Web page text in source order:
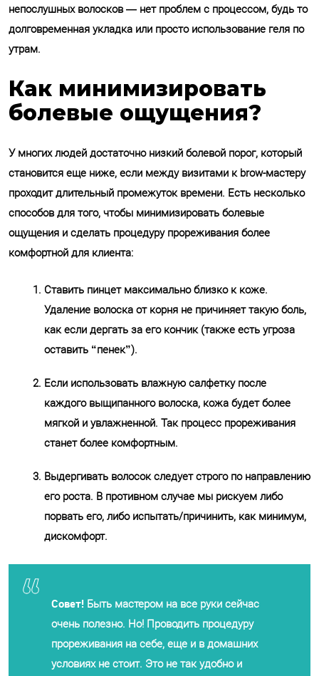
непослушных волосков — нет проблем с процессом, будь то
долговременная укладка или просто использование геля по
утрам.
Как минимизировать
болевые ощущения?
У многих людей достаточно низкий болевой порог, который
становится еще ниже, если между визитами к brow-мастеру
проходит длительный промежуток времени. Есть несколько
способов для того, чтобы минимизировать болевые
ощущения и сделать процедуру прореживания более
комфортной для клиента:
Ставить пинцет максимально близко к коже.
Удаление волоска от корня не причиняет такую боль,
как если дергать за его кончик (также есть угроза
оставить “пенек”).
Если использовать влажную салфетку после
каждого выщипанного волоска, кожа будет более
мягкой и увлажненной. Так процесс прореживания
станет более комфортным.
Выдергивать волосок следует строго по направлению
его роста. В противном случае мы рискуем либо
порвать его, либо испытать/причинить, как минимум,
дискомфорт.
Совет! Быть мастером на все руки сейчас
очень полезно. Но! Проводить процедуру
прореживания на себе, еще и в домашних
условиях не стоит. Это не так удобно и